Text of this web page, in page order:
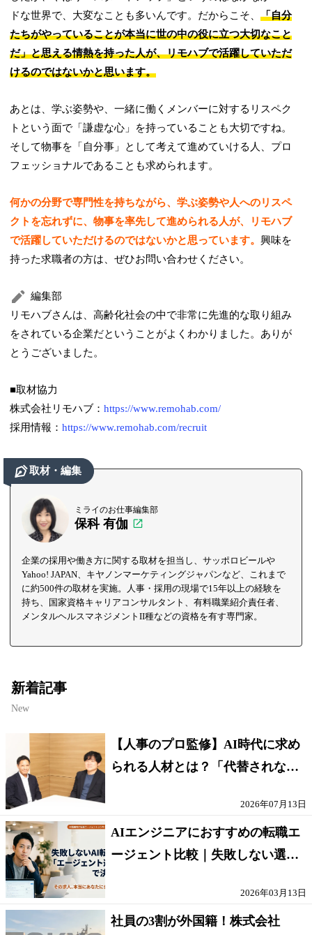
ドな世界で、大変なことも多いんです。だからこそ、「自分
たちがやっていることが本当に世の中の役に立つ大切なこと
だ」と思える情熱を持った人が、リモハブで活躍していただ
けるのではないかと思います。
あとは、学ぶ姿勢や、一緒に働くメンバーに対するリスペク
トという面で「謙虚な心」を持っていることも大切ですね。
そして物事を「自分事」として考えて進めていける人、プロ
フェッショナルであることも求められます。
何かの分野で専門性を持ちながら、学ぶ姿勢や人へのリスペ
クトを忘れずに、物事を率先して進められる人が、リモハブ
で活躍していただけるのではないかと思っています。興味を
持った求職者の方は、ぜひお問い合わせください。
編集部
リモハブさんは、高齢化社会の中で非常に先進的な取り組み
をされている企業だということがよくわかりました。ありが
とうございました。
■取材協力
株式会社リモハブ：https://www.remohab.com/
採用情報：https://www.remohab.com/recruit
取材・編集
ミライのお仕事編集部
保科 有伽
企業の採用や働き方に関する取材を担当し、サッポロビールや
Yahoo! JAPAN、キヤノンマーケティングジャパンなど、これまで
に約500件の取材を実施。人事・採用の現場で15年以上の経験を
持ち、国家資格キャリアコンサルタント、有料職業紹介責任者、
メンタルヘルスマネジメントII種などの資格を有す専門家。
新着記事
New
【人事のプロ監修】AI時代に求め
られる人材とは？「代替されない
2026年07月13日
AIエンジニアにおすすめの転職エ
ージェント比較｜失敗しない選び
2026年03月13日
社員の3割が外国籍！株式会社